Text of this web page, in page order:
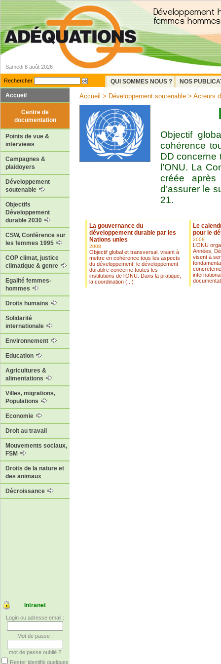
Samedi 8 août 2026
Rechercher QUI SOMMES NOUS ?
NOS
Accueil
Centre de
documentation
Points de vue &
interviews
Campagnes &
plaidoyers
Développement
soutenable
Objectifs
Développement
durable 2030
CSW, Conférence sur
les femmes 1995
COP climat, justice
climatique & genre
Egalité femmes-
hommes
Droits humains
Solidarité
internationale
Environnement
Education
Agricultures &
alimentations
Villes, migrations,
Populations
Economie
Droit au travail
Mouvements sociaux,
FSM
Droits de la nature et
des animaux
Décroissance
Intranet
Login ou adresse email :
Mot de passe :
mot de passe oublié ?
Rester identifié quelques
Accueil > Développement soutenable > Acteurs
Objectif
cohérence
DD concerne
l’ONU. La
créée
d’assurer le
21.
La gouvernance du
développement durable par les
Nations unies
2008
Objectif global et transversal, visant à
mettre en cohérence tous les aspects
du développement, le développement
durablre concerne toutes les
institutions de l’ONU. Dans la pratique,
la coordination (...)
Le
pour le
2008
L’ONU
Années,
visent à